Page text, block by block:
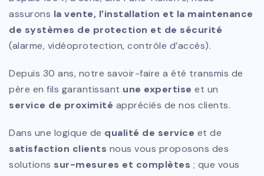
assurons la vente, l’installation et la maintenance
de systèmes de protection et de sécurité
(alarme, vidéoprotection, contrôle d’accès).
Depuis 30 ans, notre savoir-faire a été transmis de
père en fils garantissant une expertise et un
service de proximité appréciés de nos clients.
Dans une logique de qualité de service et de
satisfaction clients nous vous proposons des
solutions sur-mesures et complètes ; que vous